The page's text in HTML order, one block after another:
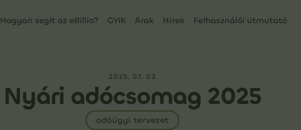
Hogyan segít az eBillio? GYIK Árak Hírek Felhasználói útmutató
2025. 07. 03
Nyári adócsomag 2025
adóügyi tervezet